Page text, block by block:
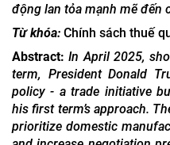
động lan tỏa mạnh mẽ đến
Từ khóa: Chính sách thuế
Abstract: In April 2025,
term, President Donald
policy- a trade initiative
his first term’s approach.
prioritize domestic